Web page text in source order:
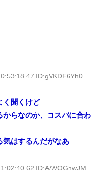
ID:gVKDF6Yh0
く聞くけど
からなのか、コスパに合わ
気はするんだがなあ
ID:A/WOGhwJM